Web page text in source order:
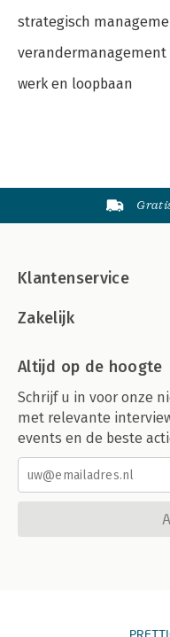
strategisch
verandermanagement
werk en loopbaan
Klantenservice
Zakelijk
Altijd op de hoogte
Schrijf u in voor onze
met relevante
events en de beste